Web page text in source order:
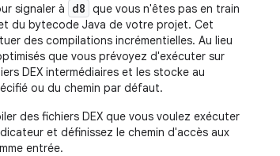
signaler à d8 que vous n'êtes pas en train
du bytecode Java de votre projet. Cet
des compilations incrémentielles. Au lieu
que vous prévoyez d'exécuter sur
DEX intermédiaires et les stocke au
ou du chemin par défaut.
des fichiers DEX que vous voulez exécuter
et définissez le chemin d'accès aux
entrée.